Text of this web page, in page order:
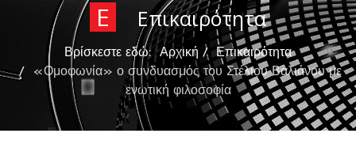
Ε Επικαιρότητα
Βρίσκεστε εδώ:Αρχική
Επικαιρότητα
«Ομοφωνία» ο συνδυασμός του Στέλιου Βαλιάνου με
ενωτική φιλοσοφία